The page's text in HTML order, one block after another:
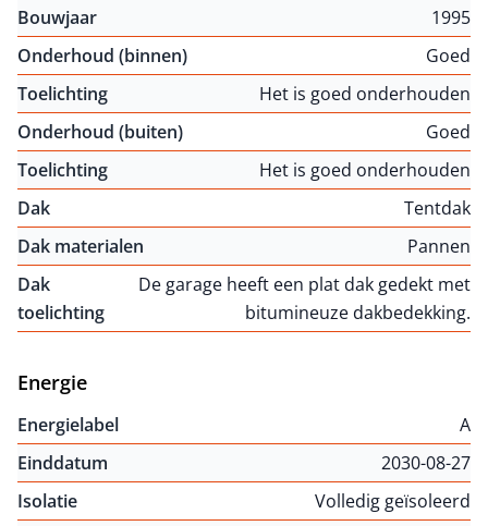
Bouwjaar
1995
Onderhoud (binnen)
Goed
Toelichting
Het is goed onderhouden
Onderhoud (buiten)
Goed
Toelichting
Het is goed onderhouden
Dak
Tentdak
Dak materialen
Pannen
Dak
toelichting
De garage heeft een plat dak gedekt met
bitumineuze dakbedekking.
Energie
Energielabel
A
Einddatum
2030-08-27
Isolatie
Volledig geïsoleerd